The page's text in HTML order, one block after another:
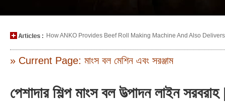
How ANKO Provides Beef Roll Making Machine And Also
» Current Page: মাংস বল মেশিন এবং সরঞ্জাম
পেশাদার শিল্প মাংস বল উত্পাদন লাইন